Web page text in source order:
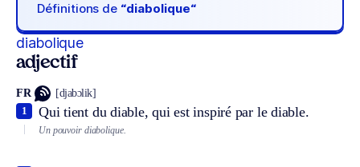
Définitions de “diabolique“
diabolique
adjectif
FR [djabɔlik]
Qui tient du diable, qui est inspiré par le diable.
1
Un pouvoir diabolique.